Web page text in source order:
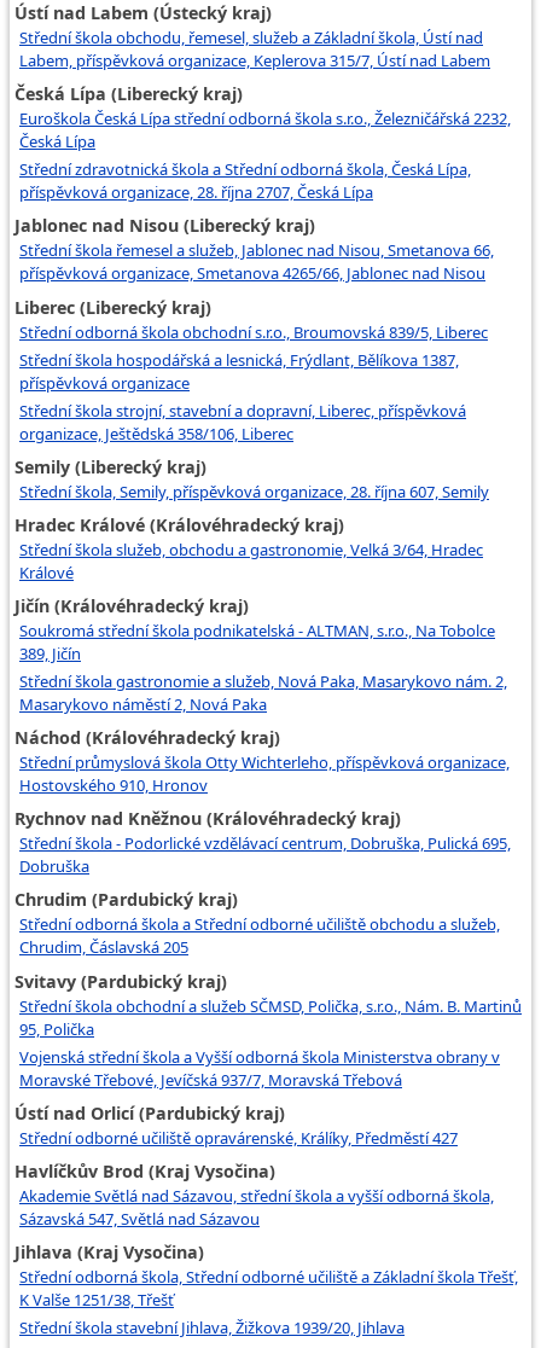
Ústí nad Labem (Ústecký kraj)
Střední škola obchodu, řemesel, služeb a Základní škola, Ústí nad
Labem, příspěvková organizace, Keplerova 315/7, Ústí nad Labem
Česká Lípa (Liberecký kraj)
Euroškola Česká Lípa střední odborná škola s.r.o., Železničářská 2232,
Česká Lípa
Střední zdravotnická škola a Střední odborná škola, Česká Lípa,
příspěvková organizace, 28. října 2707, Česká Lípa
Jablonec nad Nisou (Liberecký kraj)
Střední škola řemesel a služeb, Jablonec nad Nisou, Smetanova 66,
příspěvková organizace, Smetanova 4265/66, Jablonec nad Nisou
Liberec (Liberecký kraj)
Střední odborná škola obchodní s.r.o., Broumovská 839/5, Liberec
Střední škola hospodářská a lesnická, Frýdlant, Bělíkova 1387,
příspěvková organizace
Střední škola strojní, stavební a dopravní, Liberec, příspěvková
organizace, Ještědská 358/106, Liberec
Semily (Liberecký kraj)
Střední škola, Semily, příspěvková organizace, 28. října 607, Semily
Hradec Králové (Královéhradecký kraj)
Střední škola služeb, obchodu a gastronomie, Velká 3/64, Hradec
Králové
Jičín (Královéhradecký kraj)
Soukromá střední škola podnikatelská - ALTMAN, s.r.o., Na Tobolce
389, Jičín
Střední škola gastronomie a služeb, Nová Paka, Masarykovo nám. 2,
Masarykovo náměstí 2, Nová Paka
Náchod (Královéhradecký kraj)
Střední průmyslová škola Otty Wichterleho, příspěvková organizace,
Hostovského 910, Hronov
Rychnov nad Kněžnou (Královéhradecký kraj)
Střední škola - Podorlické vzdělávací centrum, Dobruška, Pulická 695,
Dobruška
Chrudim (Pardubický kraj)
Střední odborná škola a Střední odborné učiliště obchodu a služeb,
Chrudim, Čáslavská 205
Svitavy (Pardubický kraj)
Střední škola obchodní a služeb SČMSD, Polička, s.r.o., Nám. B. Martinů
95, Polička
Vojenská střední škola a Vyšší odborná škola Ministerstva obrany v
Moravské Třebové, Jevíčská 937/7, Moravská Třebová
Ústí nad Orlicí (Pardubický kraj)
Střední odborné učiliště opravárenské, Králíky, Předměstí 427
Havlíčkův Brod (Kraj Vysočina)
Akademie Světlá nad Sázavou, střední škola a vyšší odborná škola,
Sázavská 547, Světlá nad Sázavou
Jihlava (Kraj Vysočina)
Střední odborná škola, Střední odborné učiliště a Základní škola Třešť,
K Valše 1251/38, Třešť
Střední škola stavební Jihlava, Žižkova 1939/20, Jihlava